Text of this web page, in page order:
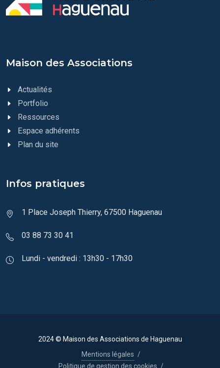
Maison des Associations
Actualités
Portfolio
Ressources
Espace adhérents
Plan du site
Infos pratiques
1 Place Joseph Thierry, 67500 Haguenau
03 88 73 30 41
Lundi - vendredi : 13h30 - 17h30
2024 © Maison des Associations de Haguenau
Mentions légales /
Politique de gestion des cookies /